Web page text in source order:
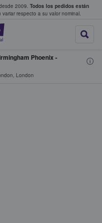
2009. Todos los pedidos están
respecto a su valor nominal.
StubHub:
fans
Phoenix -
, London